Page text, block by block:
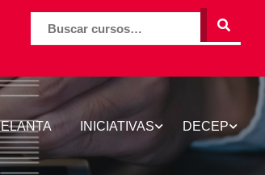
BUSCAR
INICIATIVAS DECEP